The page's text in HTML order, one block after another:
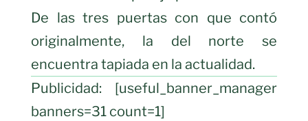
De las tres puertas con que contó
originalmente, la del norte se
encuentra tapiada en la actualidad.
Publicidad: [useful_banner_manager
banners=31 count=1]